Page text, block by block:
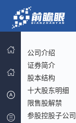
公司介绍
证券简介
股本结构
十大股东明细
限售股解禁
参股控股子公司